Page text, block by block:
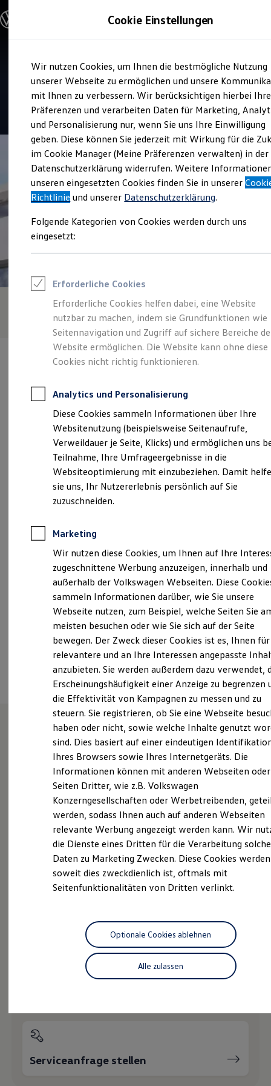
Hauptinhalt
springen
Footer
springen
Modelle und Konfigurator
Modelle vergleichen
Elektroautos
ENERGY Sondermodelle
Nutzfahrzeuge
SUV und CUV
Familienautos
Kombis
Kompaktwagen
Sportwagen
Schnell verfügbare Fahrzeuge
Angebote und Produkte
Aktuelle Angebote
E-Auto-Förderung
Volkswagen Marktplatz
Junge Gebrauchtwagen und Gebrauchtwagen
Volkswagen Zertifizierte Gebrauchtwagen
Zubehör- und Serviceangebote
Leasing
Leasing-Angebote
Gebrauchtwagen Leasing
Junge Gebrauchtwagen-Leasing
Elektroauto Leasing
Kleinwagen-Leasing
Leasing ohne Anzahlung
Finanzierung
Kfz-Versicherung
Restschuldversicherungen
Garantien
Wartungsverträge
Geschäftskunden
Professional Class bei Volkswagen
Großkunden
Behörden
Direktkunden
Sonderfahrzeuge
Anpfiff zum Gewinn
Elektroautos
ID. Tutorials
Elektrofahrzeugkonzepte
Reichweite
Reichweite der ID. Modelle
Reichweite im Winter
Laden
Laden unterwegs
Laden Zuhause
Ladestationen finden
Ladezeitensimulator
Batterie
Sicherheit
Garantie und Lebensdauer
Nachhaltigkeit
Technologie
Kosten und Kauf
Verbrauchskosten
Kaufoptionen
E-Auto-Förderung
Software und Konnektivität
ID. Software Versionen und Updates
Digitale Extras
Schnittstellen zu Ihrem ID.
Hybridautos
Marke und Erlebnis
Volkswagen R und R Experience
R-Modelle
Driving Experience
Volkswagen entdecken
Lifestyle Shop
T-Roc Kollektion
Golf Kollektion
ID. Kollektion
Volkswagen Kollektion
R-Kollektion
Besitzer und Service
Service und Ersatzteile
Service
Auto Weber
3.6| 8 Bewertungen
Verantwortlich für die Inhalte auf dieser Seite ist die Auto Weber
GmbH & Co. KG Impressum & Rechtliches)
Hauptstraße 190, 59269 Beckum
info.beckum@auto-weber.com
Montag
Sonntag
Geschlossen
Ansprechpartner
Unsere Leistungenim
Überblick
Gebrauchtwagen
Service
Online-Fahrzeugbewertung
Wie können wir
Ihnen weiterhelfen?
Serviceanfrage stellen
Cookie Einstellungen
Wir nutzen Cookies, um Ihnen die bestmögliche Nutzung
unserer Webseite zu ermöglichen und unsere
mit Ihnen zu verbessern. Wir berücksichtigen hierbei Ihre
Präferenzen und verarbeiten Daten für Marketing,
und Personalisierung nur, wenn Sie uns Ihre Einwilligung
geben. Diese können Sie jederzeit mit Wirkung für die
im Cookie Manager (Meine Präferenzen verwalten) in der
Datenschutzerklärung widerrufen. Weitere
unseren eingesetzten Cookies finden Sie in unserer
Richtlinie und unserer Datenschutzerklärung.
Folgende Kategorien von Cookies werden durch uns
eingesetzt:
Erforderliche Cookies
Erforderliche Cookies helfen dabei, eine Website
nutzbar zu machen, indem sie Grundfunktionen wie
Seitennavigation und Zugriff auf sichere Bereiche
Website ermöglichen. Die Website kann ohne diese
Cookies nicht richtig funktionieren.
Analytics und Personalisierung
Diese Cookies sammeln Informationen über Ihre
Websitenutzung (beispielsweise Seitenaufrufe,
Verweildauer je Seite, Klicks) und ermöglichen uns
Teilnahme, Ihre Umfrageergebnisse in die
Websiteoptimierung mit einzubeziehen. Damit
sie uns, Ihr Nutzererlebnis persönlich auf Sie
zuzuschneiden.
Marketing
Wir nutzen diese Cookies, um Ihnen auf Ihre
zugeschnittene Werbung anzuzeigen, innerhalb und
außerhalb der Volkswagen Webseiten. Diese
sammeln Informationen darüber, wie Sie unsere
Webseite nutzen, zum Beispiel, welche Seiten Sie
meisten besuchen oder wie Sie sich auf der Seite
bewegen. Der Zweck dieser Cookies ist es, Ihnen für
relevantere und an Ihre Interessen angepasste
anzubieten. Sie werden außerdem dazu verwendet,
Erscheinungshäufigkeit einer Anzeige zu begrenzen
die Effektivität von Kampagnen zu messen und zu
steuern. Sie registrieren, ob Sie eine Webseite
haben oder nicht, sowie welche Inhalte genutzt
sind. Dies basiert auf einer eindeutigen
Ihres Browsers sowie Ihres Internetgeräts. Die
Informationen können mit anderen Webseiten oder
Seiten Dritter, wie z.B. Volkswagen
Konzerngesellschaften oder Werbetreibenden,
werden, sodass Ihnen auch auf anderen Webseiten
relevante Werbung angezeigt werden kann. Wir
die Dienste eines Dritten für die Verarbeitung
Daten zu Marketing Zwecken. Diese Cookies
soweit dies zweckdienlich ist, oftmals mit
Seitenfunktionalitäten von Dritten verlinkt.
Alle zulassen
Optionale Cookies ablehnen